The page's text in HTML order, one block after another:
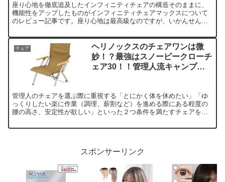
座り心地を徹底追及したインフィニティチェアの構造そのままに、
機能性をアップしたものがインフィニティチェアマックスについて
のレビュー記事です。座り心地は最高級なのですが、いかんせん重
で使用するのがオススメです。
チェア
ヘリノックスのチェアワンは微
妙！？最強はスノーピークローチ
ェア30！！管理人流キャンプ用
管理人のチェアを選ぶ際に重視する「とにかく体を休めたい」「ゆ
っくりしたい楽に作業（調理、薪割など）を進める際にある程度の
腰の高さ、安定性が欲しい」といった２つ条件を満たすチェアをご
スポンサーリンク